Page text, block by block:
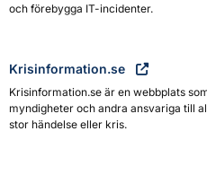
och förebygga IT-incidenter.
Krisinformation.se
Krisinformation.se är en webbplats
myndigheter och andra ansvariga till
stor händelse eller kris.